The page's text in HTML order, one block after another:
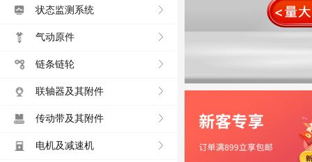
状态监测系统
气动原件
链条链轮
联轴器及其附件
传动带及其附件
电机及减速机